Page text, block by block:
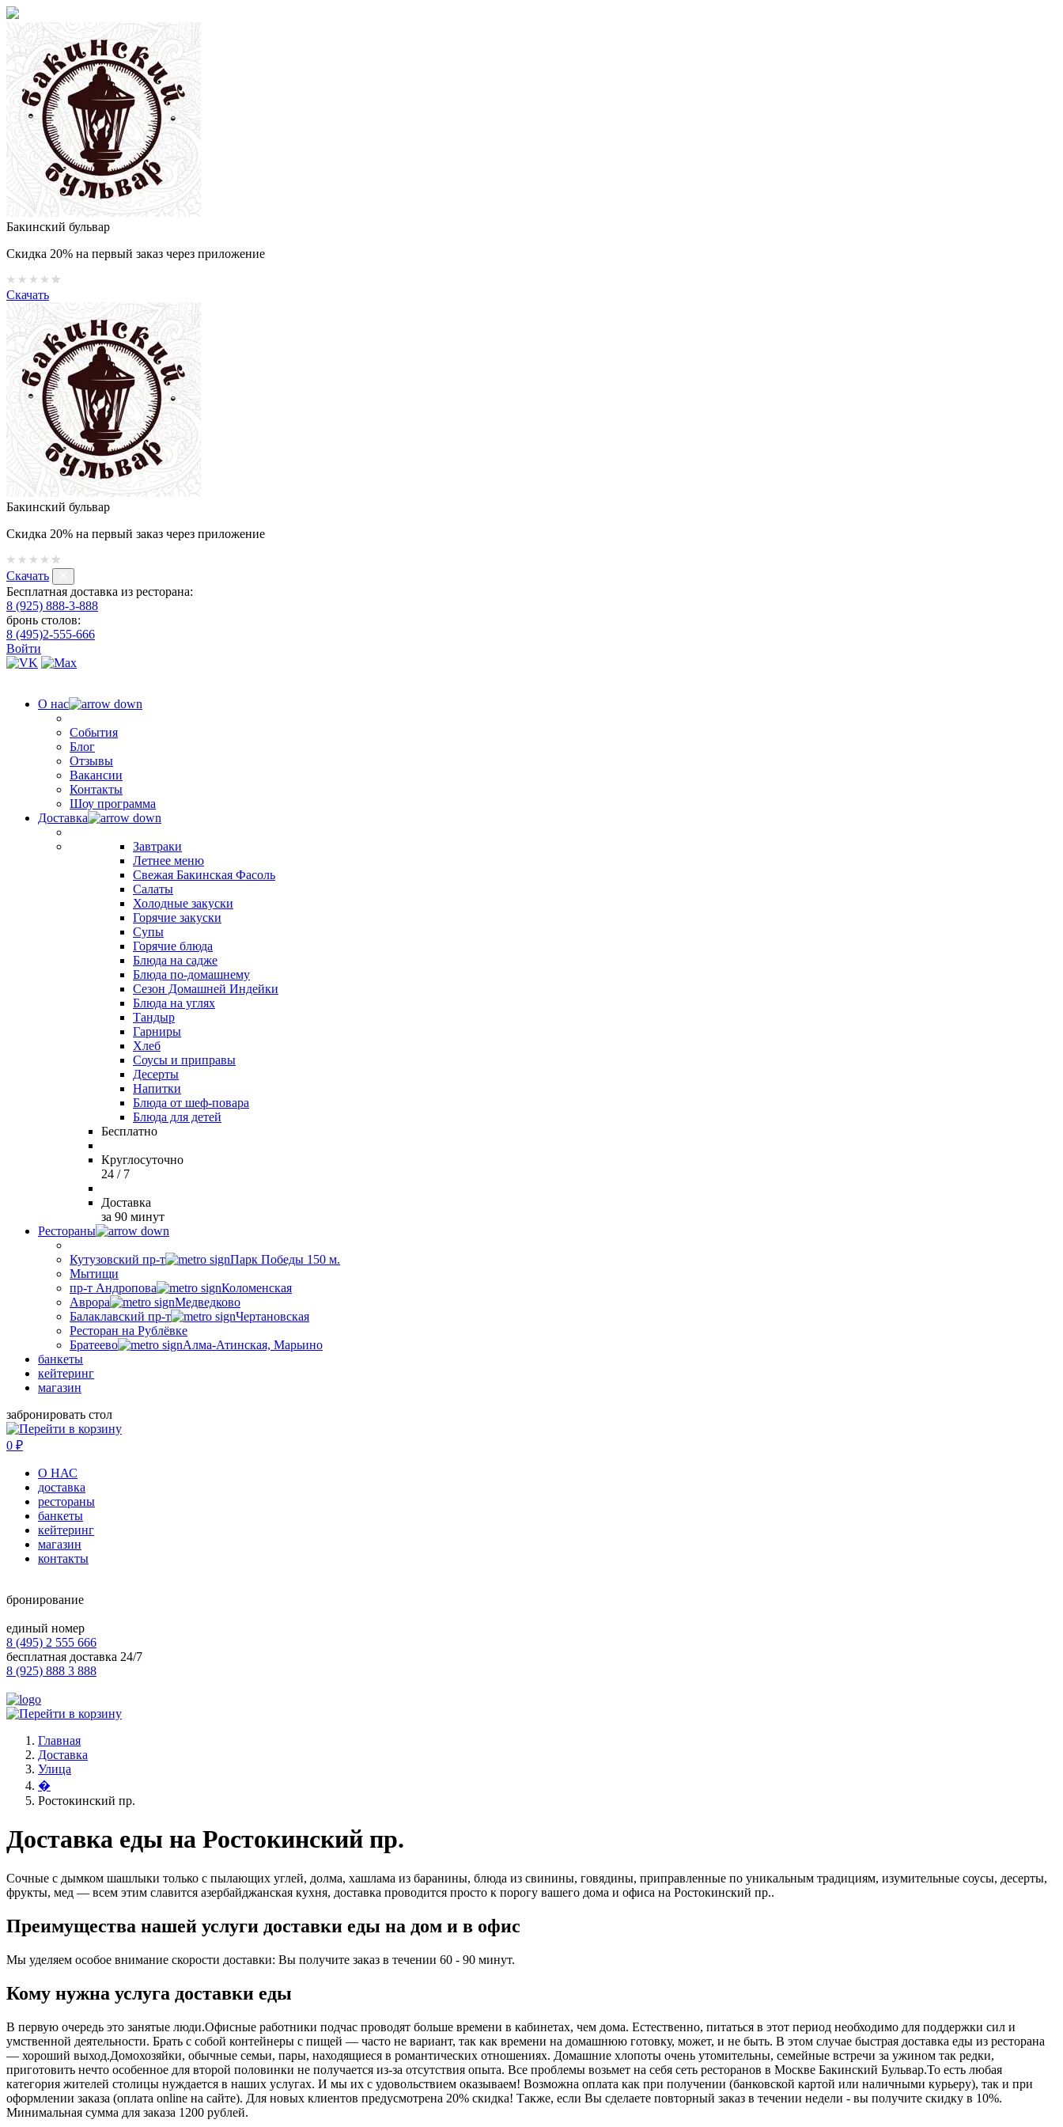
Бакинский бульвар
Скидка 20% на первый заказ через приложение
Скачать
Бакинский бульвар
Скидка 20% на первый заказ через приложение
Скачать
Бесплатная доставка из ресторана:
8 (925) 888-3-888
бронь столов:
8 (495)2-555-666
Войти
О нас
События
Блог
Отзывы
Вакансии
Контакты
Шоу программа
Доставка
Завтраки
Летнее меню
Свежая Бакинская Фасоль
Салаты
Холодные закуски
Горячие закуски
Супы
Горячие блюда
Блюда на садже
Блюда по-домашнему
Сезон Домашней Индейки
Блюда на углях
Тандыр
Гарниры
Хлеб
Соусы и приправы
Десерты
Напитки
Блюда от шеф-повара
Блюда для детей
Бесплатно
Круглосуточно
24 / 7
Доставка
за 90 минут
Рестораны
Кутузовский пр-т
Парк Победы 150 м.
Мытищи
пр-т Андропова
Коломенская
Аврора
Медведково
Балаклавский пр-т
Чертановская
Ресторан на Рублёвке
Братеево
Алма-Атинская, Марьино
банкеты
кейтеринг
магазин
забронировать стол
0 ₽
О НАС
доставка
рестораны
банкеты
кейтеринг
магазин
контакты
бронирование
единый номер
8 (495) 2 555 666
бесплатная доставка 24/7
8 (925) 888 3 888
Главная
Доставка
Улица
�
Ростокинский пр.
Доставка еды на Ростокинский пр.
Сочные с дымком шашлыки только с пылающих углей, долма, хашлама из баранины, блюда из свинины, говядины, приправленные по уникальным традициям, изумительные соусы, десерты,
фрукты, мед — всем этим славится азербайджанская кухня, доставка проводится просто к порогу вашего дома и офиса на Ростокинский пр..
Преимущества нашей услуги доставки еды на дом и в офис
Мы уделяем особое внимание скорости доставки: Вы получите заказ в течении 60 - 90 минут.
Кому нужна услуга доставки еды
В первую очередь это занятые люди.Офисные работники подчас проводят больше времени в кабинетах, чем дома. Естественно, питаться в этот период необходимо для поддержки сил и
умственной деятельности. Брать с собой контейнеры с пищей ― часто не вариант, так как времени на домашнюю готовку, может, и не быть. В этом случае быстрая доставка еды из ресторана
― хороший выход.Домохозяйки, обычные семьи, пары, находящиеся в романтических отношениях. Домашние хлопоты очень утомительны, семейные встречи за ужином так редки,
приготовить нечто особенное для второй половинки не получается из-за отсутствия опыта. Все проблемы возьмет на себя сеть ресторанов в Москве Бакинский Бульвар.То есть любая
категория жителей столицы нуждается в наших услугах. И мы их с удовольствием оказываем! Возможна оплата как при получении (банковской картой или наличными курьеру), так и при
оформлении заказа (оплата online на сайте). Для новых клиентов предусмотрена 20% скидка! Также, если Вы сделаете повторный заказ в течении недели - вы получите скидку в 10%.
Минимальная сумма для заказа 1200 рублей.